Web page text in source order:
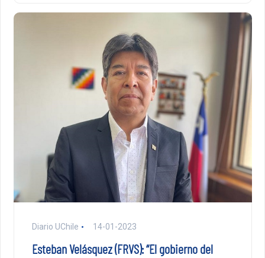
Diario UChile 14-01-2023
Esteban Velásquez (FRVS): “El gobierno del